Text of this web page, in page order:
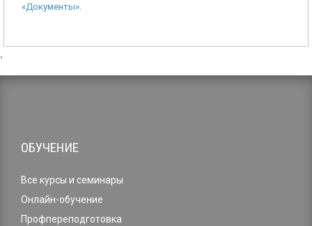
«Документы».
ОБУЧЕНИЕ
Все курсы и семинары
Онлайн-обучение
Профпереподготовка